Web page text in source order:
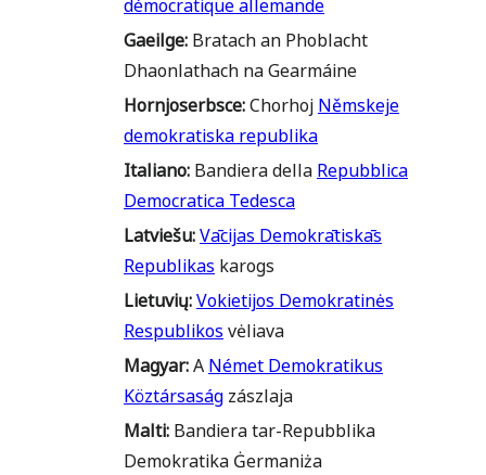
Gaeilge:Bratach an Phoblacht
Dhaonlathach na Gearmáine
Hornjoserbsce:ChorhojNěmskeje
demokratiska republika
Italiano:Bandiera dellaRepubblica
Democratica Tedesca
Latviešu:Vācijas Demokrātiskās
Republikas karogs
Lietuvių:Vokietijos Demokratinės
Respublikosvėliava
Magyar:ANémet Demokratikus
Köztársaságzászlaja
Malti:Bandiera tar-Repubblika
Demokratika Ġermaniża